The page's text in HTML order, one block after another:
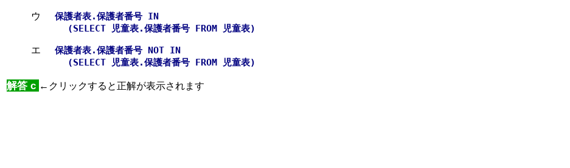
ウ
保護者表.保護者番号 IN
(SELECT 児童表.保護者番号 FROM 児童表)
エ
保護者表.保護者番号 NOT IN
(SELECT 児童表.保護者番号 FROM 児童表)
解答 c ←クリックすると正解が表示されます